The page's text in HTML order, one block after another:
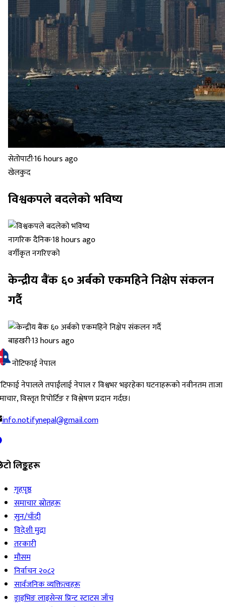
सेतोपाटी·16 hours ago
खेलकुद
विश्वकपले बदलेको भविष्य
नागरिक दैनिक·18 hours ago
वर्गीकृत नगरिएको
केन्द्रीय बैंक ६० अर्बको एकमहिने निक्षेप संकलन
गर्दै
बाह्रखरी·13 hours ago
नोटिफाई नेपाल
नेपालले तपाईंलाई नेपाल र विश्वभर भइरहेका घटनाहरूको नवीनतम ताजा
विस्तृत रिपोर्टिङ र विश्लेषण प्रदान गर्दछ।
info.notifynepal@gmail.com
लिङ्कहरू
गृहपृष्ठ
समाचार स्रोतहरू
सुन/चाँदी
विदेशी मुद्रा
तरकारी
मौसम
निर्वाचन २०८२
सार्वजनिक व्यक्तित्वहरू
ड्राइभिङ लाइसेन्स प्रिन्ट स्टाटस जाँच